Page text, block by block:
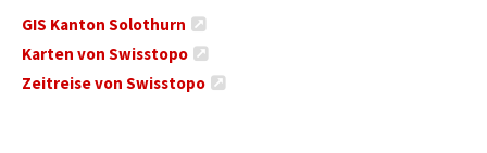
GIS Kanton Solothurn
Karten von Swisstopo
Zeitreise von Swisstopo